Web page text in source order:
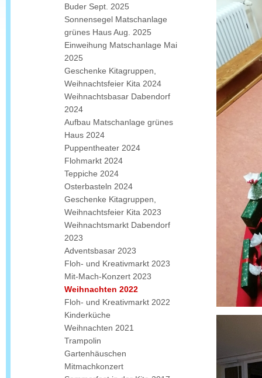
Buder Sept. 2025
Sonnensegel Matschanlage
grünes Haus Aug. 2025
Einweihung Matschanlage Mai
2025
Geschenke Kitagruppen,
Weihnachtsfeier Kita 2024
Weihnachtsbasar Dabendorf
2024
Aufbau Matschanlage grünes
Haus 2024
Puppentheater 2024
Flohmarkt 2024
Teppiche 2024
Osterbasteln 2024
Geschenke Kitagruppen,
Weihnachtsfeier Kita 2023
Weihnachtsmarkt Dabendorf
2023
Adventsbasar 2023
Floh- und Kreativmarkt 2023
Mit-Mach-Konzert 2023
Weihnachten 2022
Floh- und Kreativmarkt 2022
Kinderküche
Weihnachten 2021
Trampolin
Gartenhäuschen
Mitmachkonzert